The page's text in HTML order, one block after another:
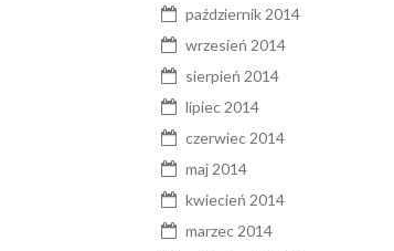
październik 2014
wrzesień 2014
sierpień 2014
lipiec 2014
czerwiec 2014
maj 2014
kwiecień 2014
marzec 2014